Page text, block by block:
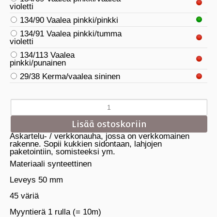
violetti
134/90 Vaalea pinkki/pinkki
134/91 Vaalea pinkki/tumma
violetti
134/113 Vaalea
pinkki/punainen
29/38 Kerma/vaalea sininen
Askartelu- / verkkonauha, jossa on verkkomainen
rakenne. Sopii kukkien sidontaan, lahjojen
paketointiin, somisteeksi ym.
Materiaali synteettinen
Leveys 50 mm
45 väriä
Myyntierä 1 rulla (= 10m)